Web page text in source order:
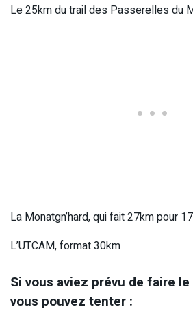
Le 25km du trail des Passerelles du
La Monatgn’hard, qui fait 27km pour
L’UTCAM, format 30km
Si vous aviez prévu de faire
vous pouvez tenter :